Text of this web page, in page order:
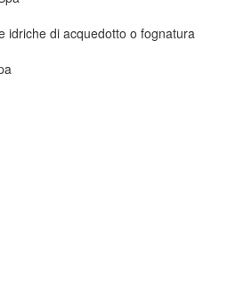
idriche di acquedotto o fognatura